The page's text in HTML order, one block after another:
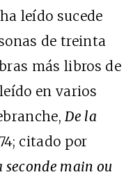
leído sucede
de treinta
más libros de
en varios
De la
citado por
seconde main ou